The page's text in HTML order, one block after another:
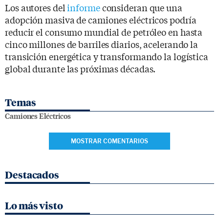
Los autores delinformeconsideran que una
adopción masiva de camiones eléctricos podría
reducir el consumo mundial de petróleo en hasta
cinco millones de barriles diarios, acelerando la
transición energética y transformando la logística
global durante las próximas décadas.
Temas
Camiones Eléctricos
MOSTRAR COMENTARIOS
Destacados
Lo más visto